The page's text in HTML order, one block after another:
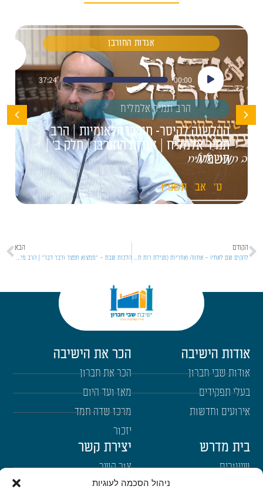
ניהול הסכמה לעוגיות
אגדות החורבן
נגן
אודיו
00:00
37:24
הרב תמיר אלמליח
ההלשנה לקיסר- חורבן הלאומיות | הרב
תמיר אלמליח | אגדות החורבן | חלק ב' |
תשפ"ו
ט' אב תשפ"ו
הקודם
להקים שם לאחיו – אחווה ואחריות (מגילת רות חלק ה) | הרב חננאל אתרוג | יבמות | תשפ"ה [5]
הבא
הלכות שבת – "ממצוא חפצך ודבר דבר" | הרב מישאל רובין | תשפ"ה [20]
אודות הישיבה
אודות שבי חברון
בעלי תפקידים
אירועים וחדשות
הכר את הישיבה
הכר את חברון
מאז ועד היום
מרכז שדה חמד
יזכור
בית מדרש
שיעורים
יצירת קשר
צור קשר
הרשמה לשבו"ש